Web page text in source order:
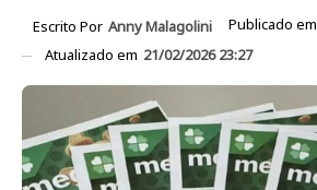
Escrito Por Anny Malagolini Publicado em
Atualizado em 21/02/2026 23:27